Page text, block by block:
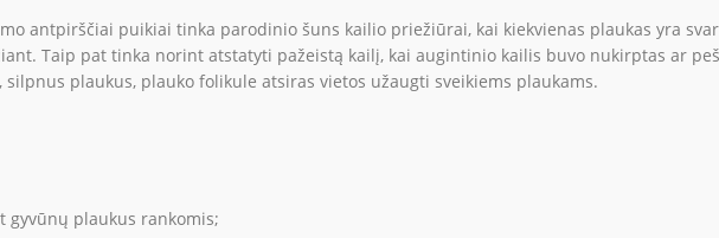
antpirščiai puikiai tinka parodinio šuns kailio priežiūrai, kai kiekvienas plaukas yra
Taip pat tinka norint atstatyti pažeistą kailį, kai augintinio kailis buvo nukirptas ar
plaukus, plauko folikule atsiras vietos užaugti sveikiems plaukams.
gyvūnų plaukus rankomis;